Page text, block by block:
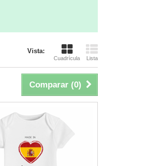
Vista:
Cuadrícula Lista
Comparar (0)